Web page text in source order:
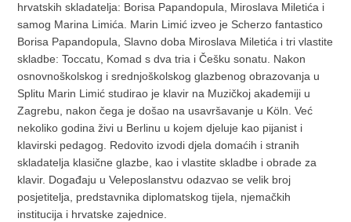
hrvatskih skladatelja: Borisa Papandopula, Miroslava Miletića i
samog Marina Limića. Marin Limić izveo je Scherzo fantastico
Borisa Papandopula, Slavno doba Miroslava Miletića i tri vlastite
skladbe: Toccatu, Komad s dva tria i Češku sonatu. Nakon
osnovnoškolskog i srednjoškolskog glazbenog obrazovanja u
Splitu Marin Limić studirao je klavir na Muzičkoj akademiji u
Zagrebu, nakon čega je došao na usavršavanje u Köln. Već
nekoliko godina živi u Berlinu u kojem djeluje kao pijanist i
klavirski pedagog. Redovito izvodi djela domaćih i stranih
skladatelja klasične glazbe, kao i vlastite skladbe i obrade za
klavir. Događaju u Veleposlanstvu odazvao se velik broj
posjetitelja, predstavnika diplomatskog tijela, njemačkih
institucija i hrvatske zajednice.